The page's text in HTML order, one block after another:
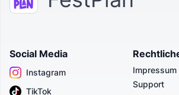
Social Media
Instagram
TikTok
Impressum
Support